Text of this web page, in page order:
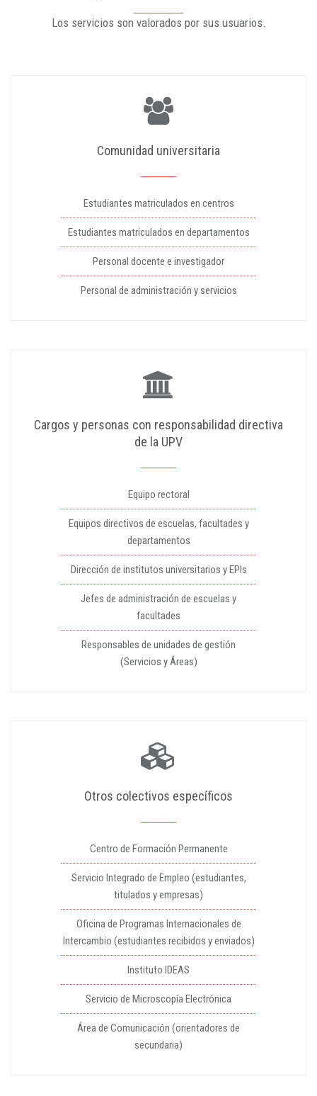
Los servicios son valorados por sus usuarios.
Comunidad universitaria
Estudiantes matriculados en centros
Estudiantes matriculados en departamentos
Personal docente e investigador
Personal de administración y servicios
Cargos y personas con responsabilidad directiva
de la UPV
Equipo rectoral
Equipos directivos de escuelas, facultades y
departamentos
Dirección de institutos universitarios y EPIs
Jefes de administración de escuelas y
facultades
Responsables de unidades de gestión
(Servicios y Áreas)
Otros colectivos específicos
Centro de Formación Permanente
Servicio Integrado de Empleo (estudiantes,
titulados y empresas)
Oficina de Programas Internacionales de
Intercambio (estudiantes recibidos y enviados)
Instituto IDEAS
Servicio de Microscopía Electrónica
Área de Comunicación (orientadores de
secundaria)